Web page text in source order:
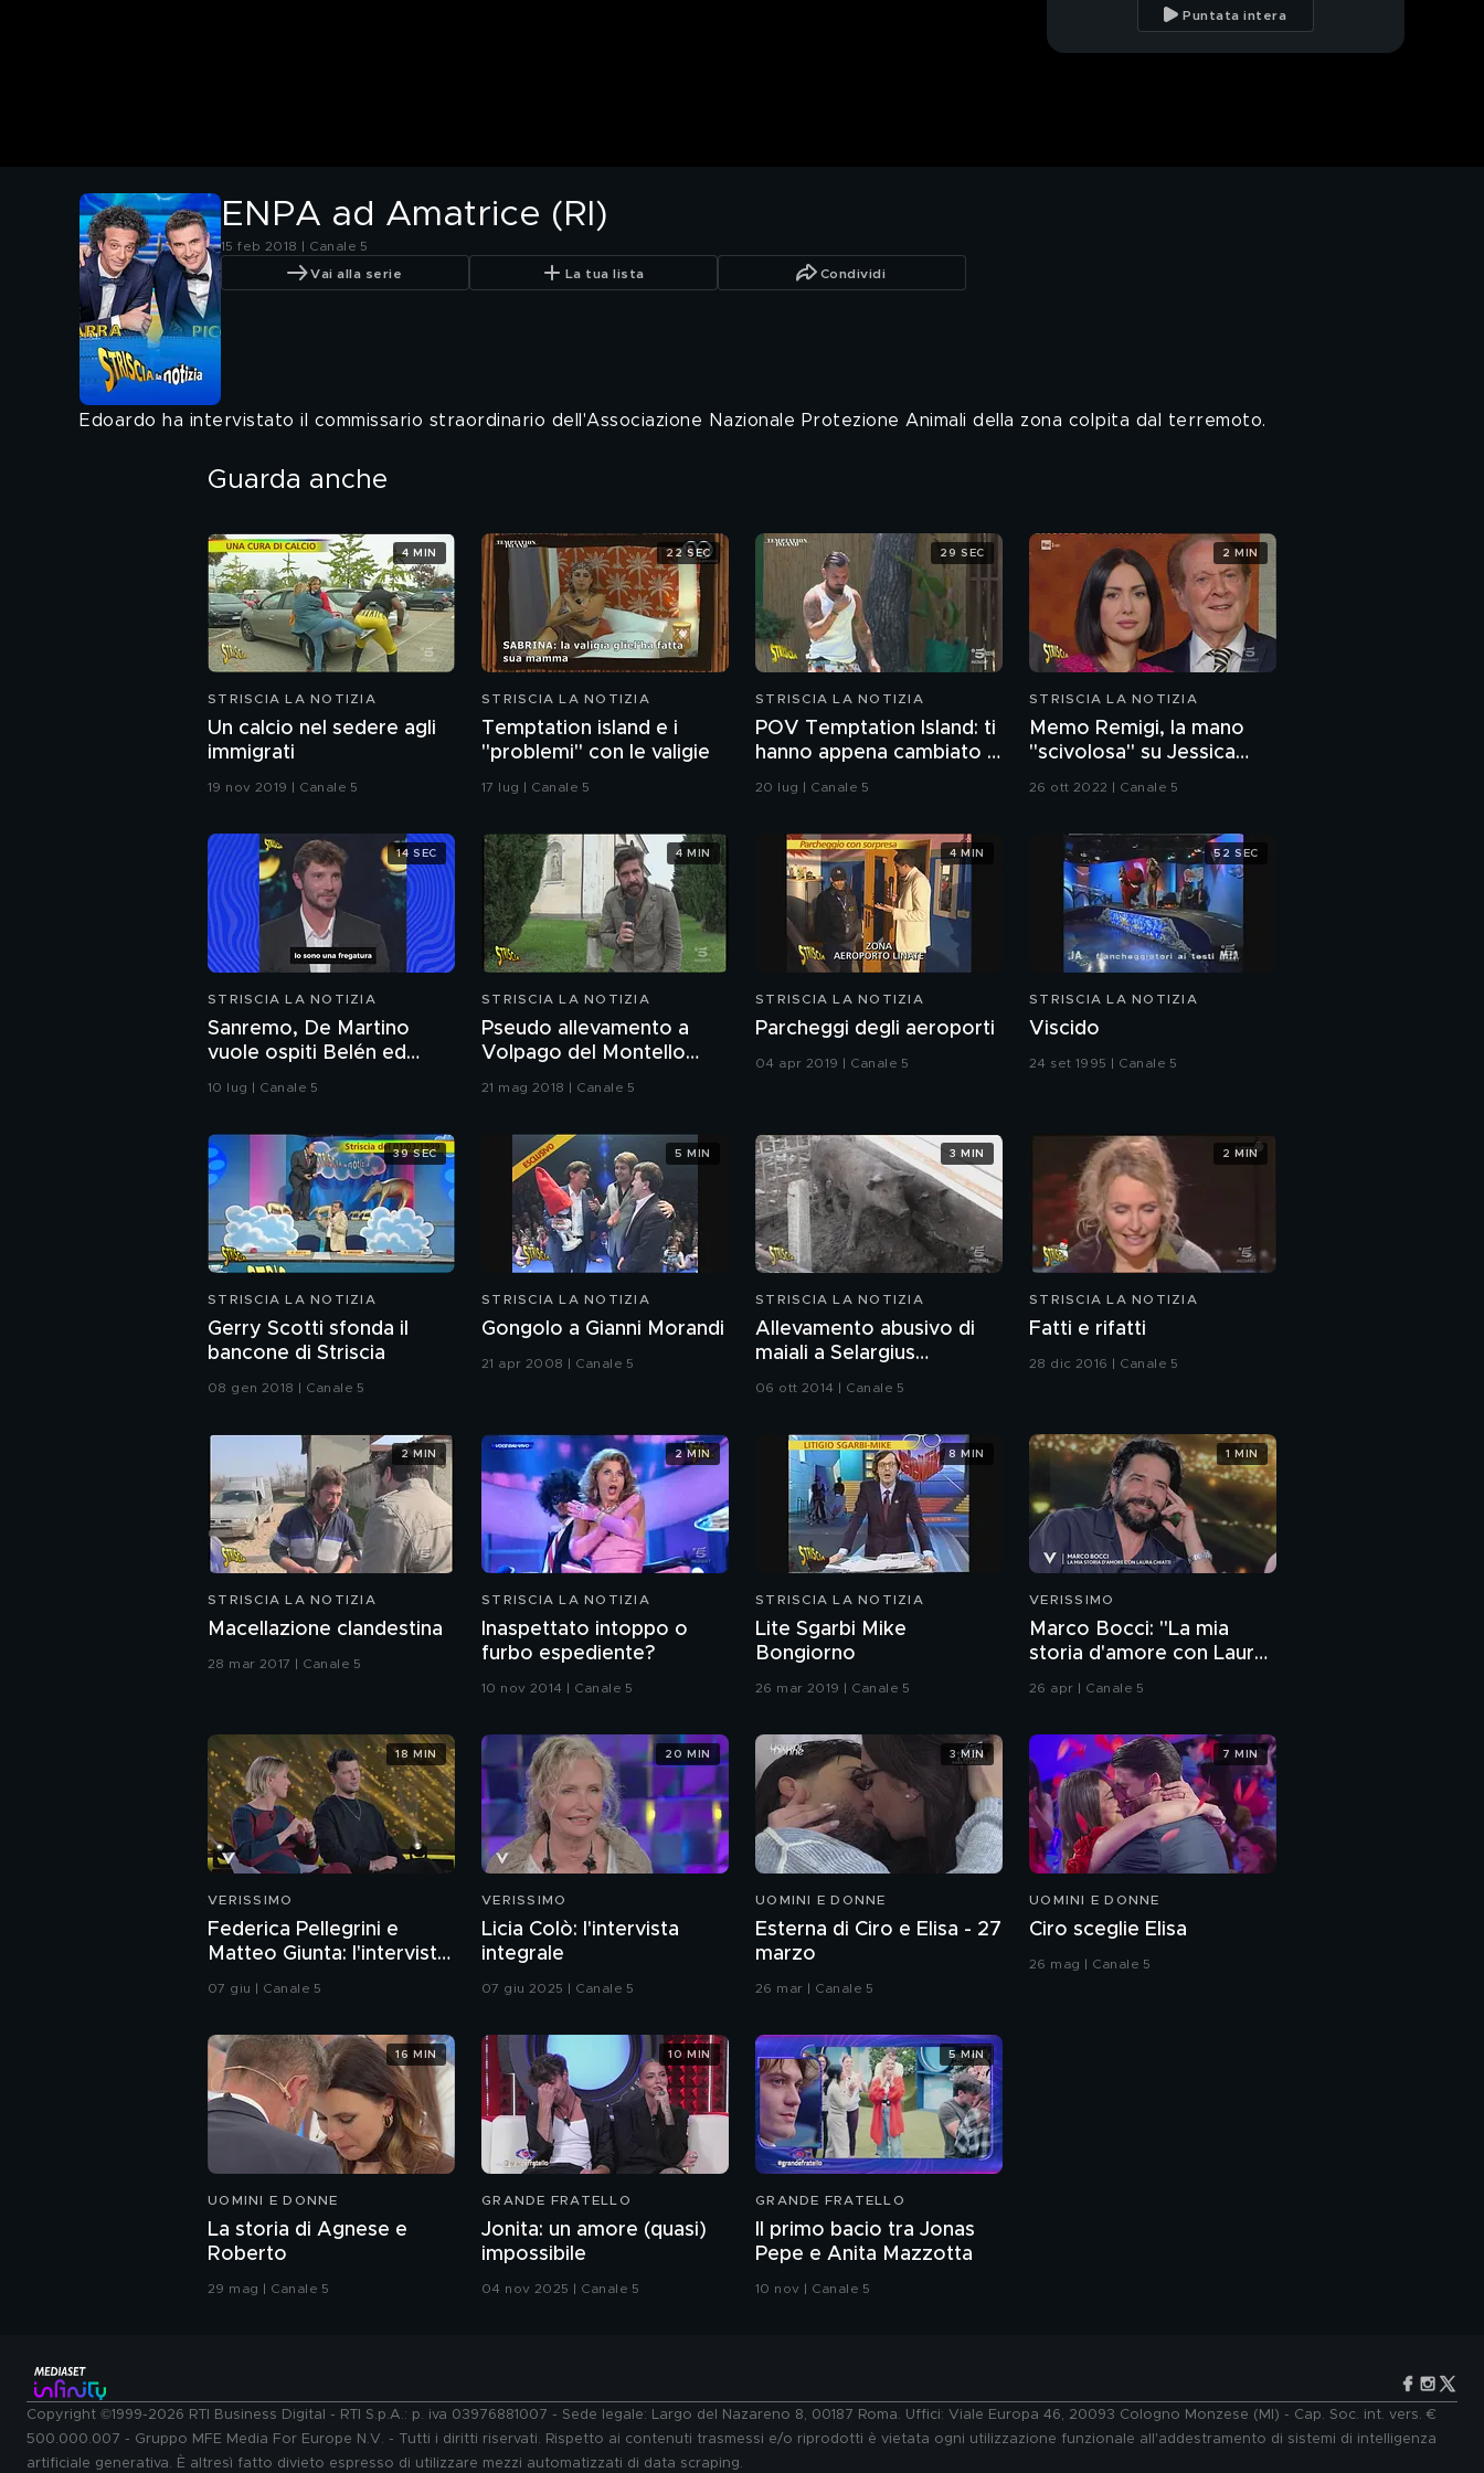
Puntata intera
ENPA ad Amatrice (RI)
15 feb 2018 | Canale 5
Vai alla serie La tua lista Condividi
Edoardo ha intervistato il commissario straordinario dell'Associazione Nazionale Protezione Animali della zona colpita dal terremoto.
Guarda anche
STRISCIA LA NOTIZIA
Un calcio nel sedere agli
immigrati
19 nov 2019 | Canale 5
4 MIN
STRISCIA LA NOTIZIA
Temptation island e i
"problemi" con le valigie
17 lug | Canale 5
22 SEC
STRISCIA LA NOTIZIA
POV Temptation Island: ti
hanno appena cambiato il
piano ferie
20 lug | Canale 5
29 SEC
STRISCIA LA NOTIZIA
Memo Remigi, la mano
"scivolosa" su Jessica
Morlacchi
26 ott 2022 | Canale 5
2 MIN
STRISCIA LA NOTIZIA
Sanremo, De Martino
vuole ospiti Belén ed
Emma: il curioso triangolo
10 lug | Canale 5
14 SEC
STRISCIA LA NOTIZIA
Pseudo allevamento a
Volpago del Montello
21 mag 2018 | Canale 5
4 MIN
STRISCIA LA NOTIZIA
Parcheggi degli aeroporti
04 apr 2019 | Canale 5
4 MIN
STRISCIA LA NOTIZIA
Viscido
24 set 1995 | Canale 5
52 SEC
STRISCIA LA NOTIZIA
Gerry Scotti sfonda il
bancone di Striscia
08 gen 2018 | Canale 5
39 SEC
STRISCIA LA NOTIZIA
Gongolo a Gianni Morandi
21 apr 2008 | Canale 5
5 MIN
STRISCIA LA NOTIZIA
Allevamento abusivo di
maiali a Selargius
06 ott 2014 | Canale 5
3 MIN
STRISCIA LA NOTIZIA
Fatti e rifatti
28 dic 2016 | Canale 5
2 MIN
STRISCIA LA NOTIZIA
Macellazione clandestina
28 mar 2017 | Canale 5
2 MIN
STRISCIA LA NOTIZIA
Inaspettato intoppo o
furbo espediente?
10 nov 2014 | Canale 5
2 MIN
STRISCIA LA NOTIZIA
Lite Sgarbi Mike
Bongiorno
26 mar 2019 | Canale 5
8 MIN
VERISSIMO
Marco Bocci: "La mia
storia d'amore con Laura
Chiatti"
26 apr | Canale 5
1 MIN
VERISSIMO
Federica Pellegrini e
Matteo Giunta: l'intervista
integrale
07 giu | Canale 5
18 MIN
VERISSIMO
Licia Colò: l'intervista
integrale
07 giu 2025 | Canale 5
20 MIN
UOMINI E DONNE
Esterna di Ciro e Elisa - 27
marzo
26 mar | Canale 5
3 MIN
UOMINI E DONNE
Ciro sceglie Elisa
26 mag | Canale 5
7 MIN
UOMINI E DONNE
La storia di Agnese e
Roberto
29 mag | Canale 5
16 MIN
GRANDE FRATELLO
Jonita: un amore (quasi)
impossibile
04 nov 2025 | Canale 5
10 MIN
GRANDE FRATELLO
Il primo bacio tra Jonas
Pepe e Anita Mazzotta
10 nov | Canale 5
5 MIN
Copyright ©1999-2026 RTI Business Digital - RTI S.p.A.: p. iva 03976881007 - Sede legale: Largo del Nazareno 8, 00187 Roma. Uffici: Viale Europa 46, 20093 Cologno Monzese (MI) - Cap. Soc. int. vers. €
500.000.007 - Gruppo MFE Media For Europe N.V. - Tutti i diritti riservati. Rispetto ai contenuti trasmessi e/o riprodotti è vietata ogni utilizzazione funzionale all'addestramento di sistemi di intelligenza
artificiale generativa. È altresì fatto divieto espresso di utilizzare mezzi automatizzati di data scraping.